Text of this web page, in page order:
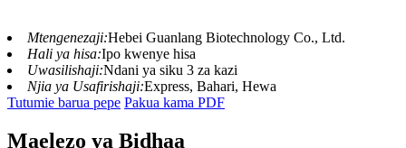
Mtengenezaji:Hebei Guanlang Biotechnology Co., Ltd.
Hali ya hisa:Ipo kwenye hisa
Uwasilishaji:Ndani ya siku 3 za kazi
Njia ya Usafirishaji:Express, Bahari, Hewa
Tutumie barua pepe Pakua kama PDF
Maelezo ya Bidhaa